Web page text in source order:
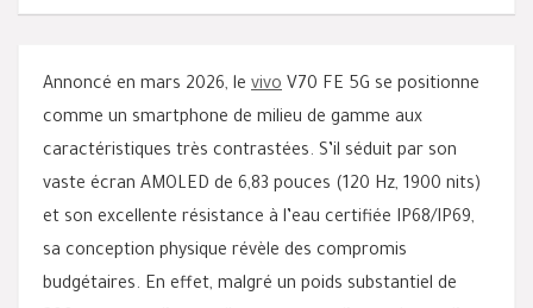
Annoncé en mars 2026, le vivo V70 FE 5G se positionne
comme un smartphone de milieu de gamme aux
caractéristiques très contrastées. S’il séduit par son
vaste écran AMOLED de 6,83 pouces (120 Hz, 1900 nits)
et son excellente résistance à l’eau certifiée IP68/IP69,
sa conception physique révèle des compromis
budgétaires. En effet, malgré un poids substantiel de